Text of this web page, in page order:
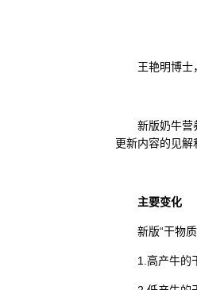
王艳明博士，
新版奶牛营养
更新内容的见解
主要变化
新版“干物质
1.高产牛的干